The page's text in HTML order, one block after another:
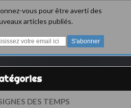
vous pour être averti des
articles publiés.
DES TEMPS